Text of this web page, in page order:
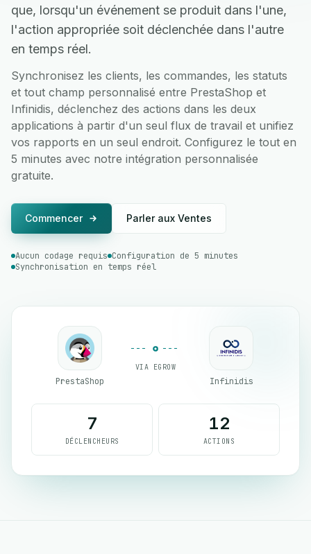
que, lorsqu'un événement se produit dans l'une,
l'action appropriée soit déclenchée dans l'autre
en temps réel.
Synchronisez les clients, les commandes, les statuts
et tout champ personnalisé entre PrestaShop et
Infinidis, déclenchez des actions dans les deux
applications à partir d'un seul flux de travail et unifiez
vos rapports en un seul endroit. Configurez le tout en
5 minutes avec notre intégration personnalisée
gratuite.
Commencer Parler aux Ventes
Aucun codage requis Configuration de 5 minutes
Synchronisation en temps réel
PrestaShop
VIA EGROW
Infinidis
7
DÉCLENCHEURS
12
ACTIONS